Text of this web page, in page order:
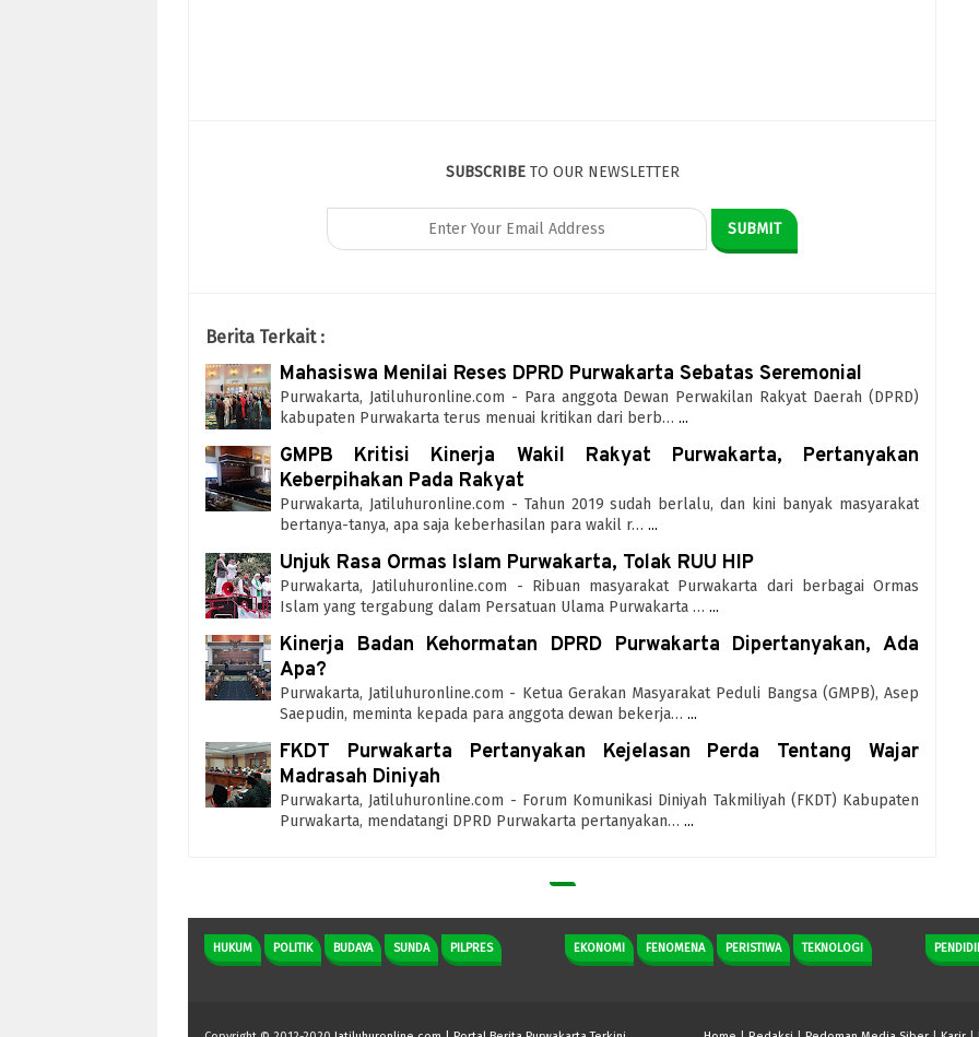
SUBSCRIBETO OUR NEWSLETTER
Berita Terkait :
Mahasiswa Menilai Reses DPRD Purwakarta Sebatas Seremonial
Purwakarta, Jatiluhuronline.com - Para anggota Dewan Perwakilan Rakyat Daerah (DPRD)
kabupaten Purwakarta terus menuai kritikan dari berb… ...
GMPB Kritisi Kinerja Wakil Rakyat Purwakarta, Pertanyakan
Keberpihakan Pada Rakyat
Purwakarta, Jatiluhuronline.com - Tahun 2019 sudah berlalu, dan kini banyak masyarakat
bertanya-tanya, apa saja keberhasilan para wakil r… ...
Unjuk Rasa Ormas Islam Purwakarta, Tolak RUU HIP
Purwakarta, Jatiluhuronline.com - Ribuan masyarakat Purwakarta dari berbagai Ormas
Islam yang tergabung dalam Persatuan Ulama Purwakarta … ...
Kinerja Badan Kehormatan DPRD Purwakarta Dipertanyakan, Ada
Apa?
Purwakarta, Jatiluhuronline.com - Ketua Gerakan Masyarakat Peduli Bangsa (GMPB), Asep
Saepudin, meminta kepada para anggota dewan bekerja… ...
FKDT Purwakarta Pertanyakan Kejelasan Perda Tentang Wajar
Madrasah Diniyah
Purwakarta, Jatiluhuronline.com - Forum Komunikasi Diniyah Takmiliyah (FKDT) Kabupaten
Purwakarta, mendatangi DPRD Purwakarta pertanyakan… ...
HUKUM POLITIK BUDAYA SUNDA PILPRES EKONOMI FENOMENA PERISTIWA TEKNOLOGI